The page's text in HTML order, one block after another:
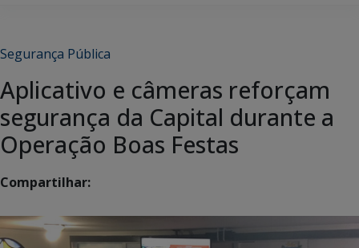
Segurança Pública
Aplicativo e câmeras reforçam
segurança da Capital durante a
Operação Boas Festas
Compartilhar: